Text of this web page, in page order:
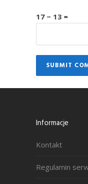
17 − 13 =
Informacje
Kontakt
Regulamin